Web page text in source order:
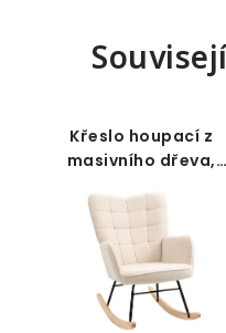
Křeslo houpací z
masivního dřeva,